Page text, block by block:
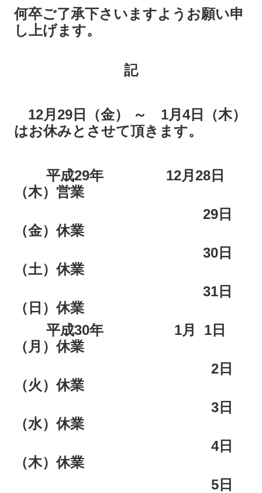
何卒ご了承下さいますようお願い申
し上げます。
記
12月29日（金） ～ 1月4日（木）
はお休みとさせて頂きます。
平成29年 12月28日
（木）営業
29日
（金）休業
30日
（土）休業
31日
（日）休業
平成30年 1月 1日
（月）休業
2日
（火）休業
3日
（水）休業
4日
（木）休業
5日